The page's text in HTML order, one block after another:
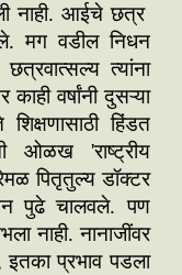
नाही. आईचे छत्र
मग वडील निधन
त्यांना
वर्षांनी दुसऱ्या
हिंडत
ओळख 'राष्ट्रीय
पितृतुल्य डॉक्टर
पुढे चालवले. पण
नाही. नानाजींवर
इतका प्रभाव पडला